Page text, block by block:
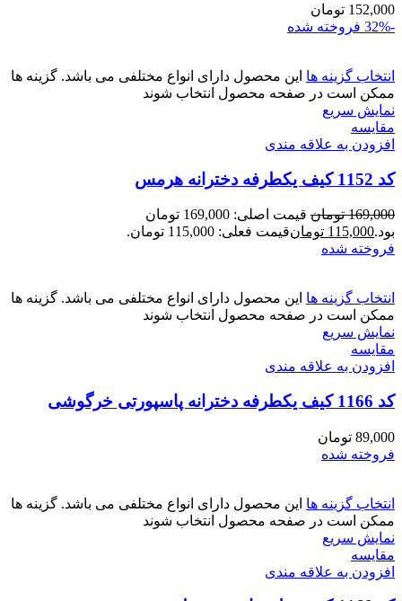
152,000 تومان
-32%
فروخته شده
انتخاب گزینه ها این محصول دارای انواع مختلفی می باشد. گزینه ها
ممکن است در صفحه محصول انتخاب شوند
نمایش سریع
مقايسه
افزودن به علاقه مندی
کد 1152 کیف یکطرفه دخترانه هرمس
169,000 تومان
قیمت اصلی: 169,000 تومان
بود.115,000 تومانقیمت فعلی: 115,000 تومان.
فروخته شده
انتخاب گزینه ها این محصول دارای انواع مختلفی می باشد. گزینه ها
ممکن است در صفحه محصول انتخاب شوند
نمایش سریع
مقايسه
افزودن به علاقه مندی
کد 1166 کیف یکطرفه دخترانه پاسپورتی خرگوشی
89,000 تومان
فروخته شده
انتخاب گزینه ها این محصول دارای انواع مختلفی می باشد. گزینه ها
ممکن است در صفحه محصول انتخاب شوند
نمایش سریع
مقايسه
افزودن به علاقه مندی